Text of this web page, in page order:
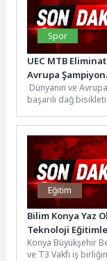
Spor
UEC MTB
Avrupa
Dünyanın ve
başarılı dağ bisikleti
Pazar günü
gerçekleştirilecek...
Eğitim
Bilim Konya Yaz
Teknoloji
Mülakat Kayıtları
Konya Büyükşehir
ve T3 Vakfı iş